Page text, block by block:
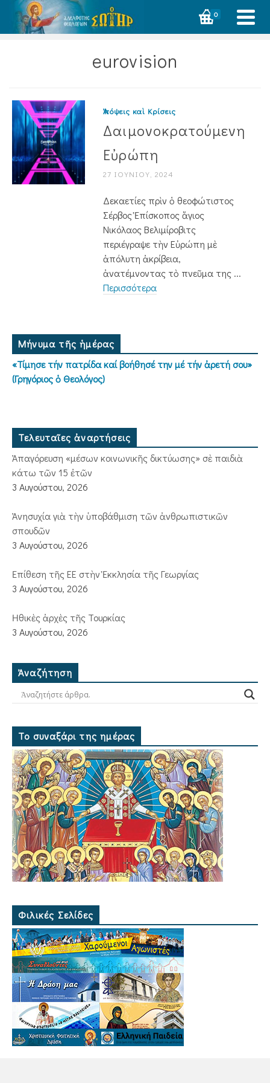
0
eurovision
Ἀπόψεις καὶ Κρίσεις
Δαιμονοκρατούμενη
Εὐρώπη
27 ΙΟΥΝΊΟΥ, 2024
Δεκαετίες πρὶν ὁ θεοφώτιστος
Σέρβος Ἐπίσκοπος ἅγιος
Νικόλαος Βελιμίροβιτς
περιέγραψε τὴν Εὐρώπη μὲ
ἀπόλυτη ἀκρίβεια,
ἀνατέμνοντας τὸ πνεῦμα της ...
Περισσότερα
Μήνυμα τῆς ἡμέρας
«Τίμησε τήν πατρίδα καί βοήθησέ την μέ τήν ἀρετή σου»
(Γρηγόριος ὁ Θεολόγος)
Τελευταῖες ἀναρτήσεις
Ἀπαγόρευση «μέσων κοινωνικῆς δικτύωσης» σὲ παιδιὰ
κάτω τῶν 15 ἐτῶν
3 Αυγούστου, 2026
Ἀνησυχία γιὰ τὴν ὑποβάθμιση τῶν ἀνθρωπιστικῶν
σπουδῶν
3 Αυγούστου, 2026
Ἐπίθεση τῆς ΕΕ στὴν Ἐκκλησία τῆς Γεωργίας
3 Αυγούστου, 2026
Ἠθικὲς ἀρχὲς τῆς Τουρκίας
3 Αυγούστου, 2026
Ἀναζήτηση
Το συναξάρι της ημέρας
Φιλικές Σελίδες